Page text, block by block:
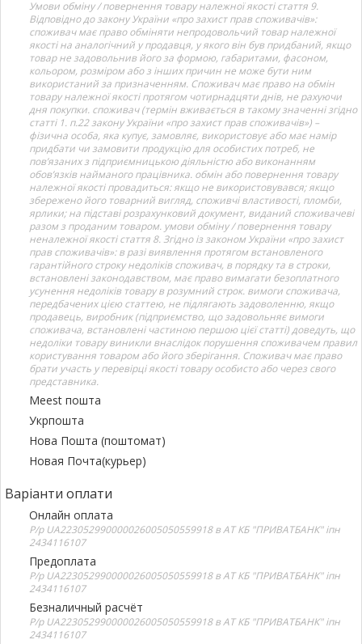
Умови обміну / повернення товару належної якості стаття 9.
Відповідно до закону України «про захист прав споживачів»:
споживач має право обміняти непродовольчий товар належної
якості на аналогічний у продавця, у якого він був придбаний, якщо
товар не задовольнив його за формою, габаритами, фасоном,
кольором, розміром або з інших причин не може бути ним
використаний за призначенням. Споживач має право на обмін
товару належної якості протягом чотирнадцяти днів, не рахуючи
дня покупки. споживач (термін вживається в такому значенні згідно
статті 1. п.22 закону України «про захист прав споживачів») –
фізична особа, яка купує, замовляє, використовує або має намір
придбати чи замовити продукцію для особистих потреб, не
пов’язаних з підприємницькою діяльністю або виконанням
обов’язків найманого працівника. обмін або повернення товару
належної якості провадиться: якщо не використовувався; якщо
збережено його товарний вигляд, споживчі властивості, пломби,
ярлики; на підставі розрахунковий документ, виданий споживачеві
разом з проданим товаром. умови обміну / повернення товару
неналежної якості стаття 8. Згідно із законом України «про захист
прав споживачів»: в разі виявлення протягом встановленого
гарантійного строку недоліків споживач, в порядку та в строки,
встановлені законодавством, має право вимагати безоплатного
усунення недоліків товару в розумний строк. вимоги споживача,
передбачених цією статтею, не підлягають задоволенню, якщо
продавець, виробник (підприємство, що задовольняє вимоги
споживача, встановлені частиною першою цієї статті) доведуть, що
недоліки товару виникли внаслідок порушення споживачем правил
користування товаром або його зберігання. Споживач має право
брати участь у перевірці якості товару особисто або через свого
представника.
Meest пошта
Укрпошта
Нова Пошта (поштомат)
Новая Почта(курьер)
Варіанти оплати
Онлайн оплата
Р/р UA223052990000026005050559918 в АТ КБ "ПРИВАТБАНК" іпн
2434116107
Предоплата
Р/р UA223052990000026005050559918 в АТ КБ "ПРИВАТБАНК" іпн
2434116107
Безналичный расчёт
Р/р UA223052990000026005050559918 в АТ КБ "ПРИВАТБАНК" іпн
2434116107